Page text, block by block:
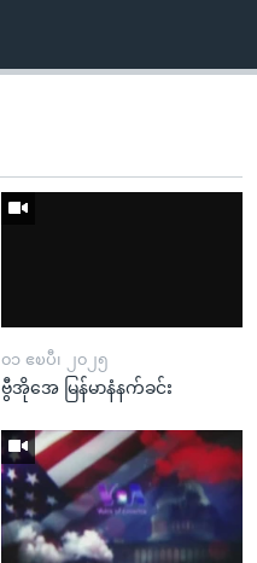
၀၁ ဧၿပီ၊ ၂၀၂၅
ဗွီအိုအေ မြန်မာနံနက်ခင်း